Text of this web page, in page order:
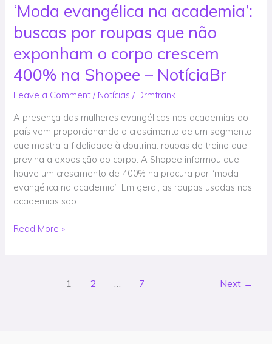
‘Moda evangélica na academia’:
buscas por roupas que não
exponham o corpo crescem
400% na Shopee – NotíciaBr
Leave a Comment / Notícias / Drmfrank
A presença das mulheres evangélicas nas academias do
país vem proporcionando o crescimento de um segmento
que mostra a fidelidade à doutrina: roupas de treino que
previna a exposição do corpo. A Shopee informou que
houve um crescimento de 400% na procura por “moda
evangélica na academia”. Em geral, as roupas usadas nas
academias são
‘Moda
evangélica
na
academia’:
buscas
por
roupas
não
exponham
o
corpo
crescem
400%
na
–
Read More »
1 2 7 Next →